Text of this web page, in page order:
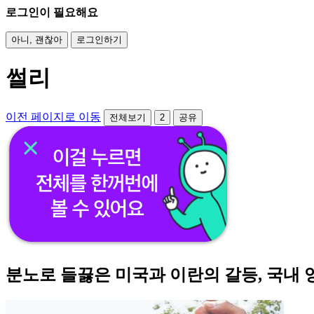
로그인이 필요해요
아니, 괜찮아 로그인하기
썰리
이전 페이지로 이동 전체보기 2 공유
분노로 들끓은 미국과 이란의 갈등, 국내